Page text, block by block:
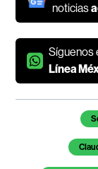
noticias
Síguenos
Línea
Temas de